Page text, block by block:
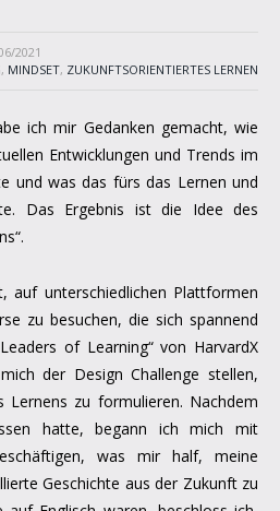
2021
, MINDSET, ZUKUNFTSORIENTIERTES LERNEN
ich mir Gedanken gemacht, wie
Entwicklungen und Trends im
und was das fürs das Lernen und
Das Ergebnis ist die Idee des
auf unterschiedlichen Plattformen
zu besuchen, die sich spannend
of Learning“ von HarvardX
der Design Challenge stellen,
Lernens zu formulieren. Nachdem
hatte, begann ich mich mit
was mir half, meine
Geschichte aus der Zukunft zu